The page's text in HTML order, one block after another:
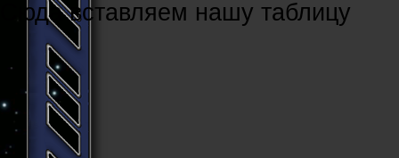
Cюда вставляем нашу таблицу